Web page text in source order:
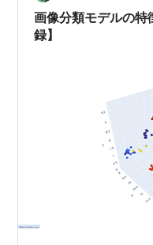
す。最近流行り…
画像分類モデルの特
録】